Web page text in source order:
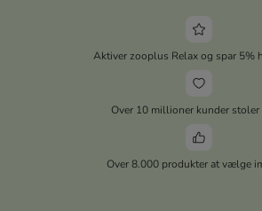
Aktiver zooplus Relax og spar 5%
Over 10 millioner kunder stoler
Over 8.000 produkter at vælge